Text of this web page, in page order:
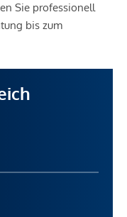
Sie professionell
bis zum